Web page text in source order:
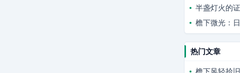
半盏灯火的
檐下微光：
热门文章
檐下风轻拾